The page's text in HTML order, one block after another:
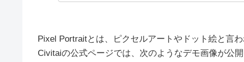
Pixel Portraitとは、ピクセルアートやドット絵と言
Civitaiの公式ページでは、次のようなデモ画像が公開